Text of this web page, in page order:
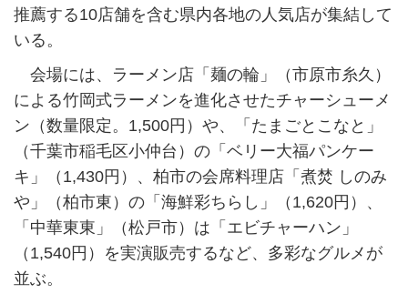
推薦する10店舗を含む県内各地の人気店が集結して
いる。
会場には、ラーメン店「麺の輪」（市原市糸久）
による竹岡式ラーメンを進化させたチャーシューメ
ン（数量限定。1,500円）や、「たまごとこなと」
（千葉市稲毛区小仲台）の「ベリー大福パンケー
キ」（1,430円）、柏市の会席料理店「煮焚 しのみ
や」（柏市東）の「海鮮彩ちらし」（1,620円）、
「中華東東」（松戸市）は「エビチャーハン」
（1,540円）を実演販売するなど、多彩なグルメが
並ぶ。